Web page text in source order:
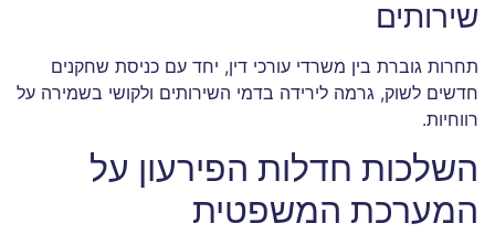
שירותים
תחרות גוברת בין משרדי עורכי דין, יחד עם כניסת שחקנים
חדשים לשוק, גרמה לירידה בדמי השירותים ולקושי בשמירה על
רווחיות.
השלכות חדלות הפירעון על
המערכת המשפטית